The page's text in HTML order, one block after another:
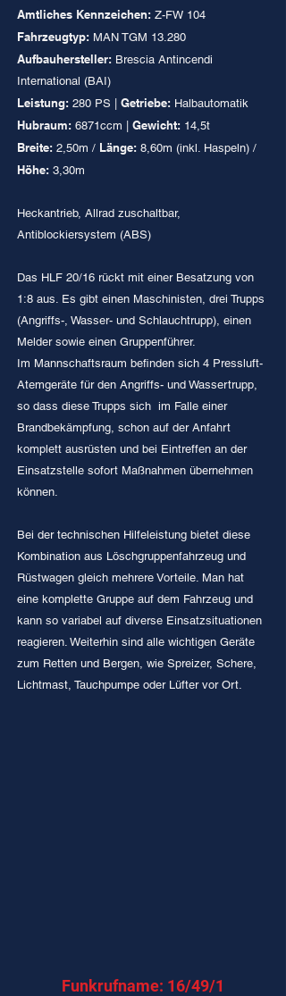
Amtliches Kennzeichen: Z-FW 104
Fahrzeugtyp: MAN TGM 13.280
Aufbauhersteller: Brescia Antincendi
International (BAI)
Leistung: 280 PS | Getriebe: Halbautomatik
Hubraum: 6871ccm | Gewicht: 14,5t
Breite: 2,50m / Länge: 8,60m (inkl. Haspeln) /
Höhe: 3,30m
Heckantrieb, Allrad zuschaltbar,
Antiblockiersystem (ABS)
Das HLF 20/16 rückt mit einer Besatzung von
1:8 aus. Es gibt einen Maschinisten, drei Trupps
(Angriffs-, Wasser- und Schlauchtrupp), einen
Melder sowie einen Gruppenführer.
Im Mannschaftsraum befinden sich 4 Pressluft-
Atemgeräte für den Angriffs- und Wassertrupp,
so dass diese Trupps sich im Falle einer
Brandbekämpfung, schon auf der Anfahrt
komplett ausrüsten und bei Eintreffen an der
Einsatzstelle sofort Maßnahmen übernehmen
können.
Bei der technischen Hilfeleistung bietet diese
Kombination aus Löschgruppenfahrzeug und
Rüstwagen gleich mehrere Vorteile. Man hat
eine komplette Gruppe auf dem Fahrzeug und
kann so variabel auf diverse Einsatzsituationen
reagieren. Weiterhin sind alle wichtigen Geräte
zum Retten und Bergen, wie Spreizer, Schere,
Lichtmast, Tauchpumpe oder Lüfter vor Ort.
Funkrufname: 16/49/1